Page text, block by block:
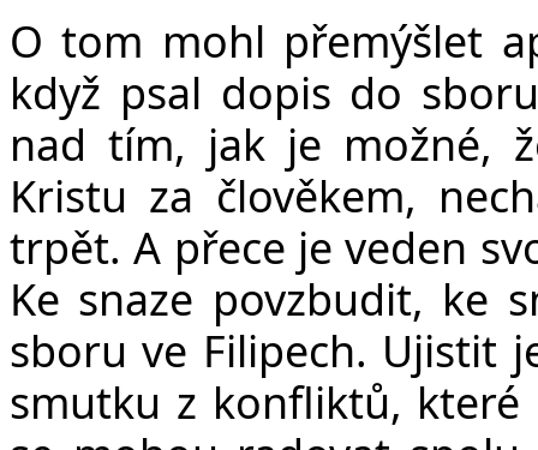
O tom mohl přemýšlet
když psal dopis do
nad tím, jak je možné,
Kristu za člověkem,
trpět. A přece je veden
Ke snaze povzbudit, ke
sboru ve Filipech. Ujistit
smutku z konfliktů,